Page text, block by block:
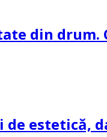
din drum.
de estetică,